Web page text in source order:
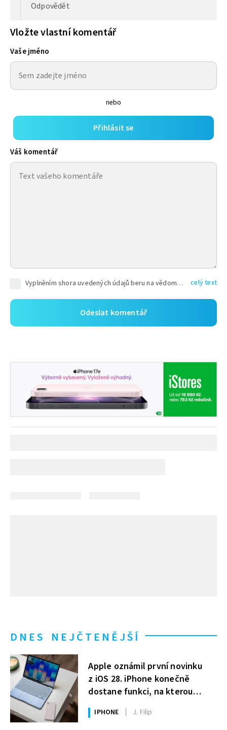
Odpovědět
Vložte vlastní komentář
Vaše jméno
nebo
Přihlásit se
Váš komentář
Vyplněním shora uvedených údajů beru na vědomí, že společnost TEXT FACTORY s.r.o., sídlem Brno, Durďákova 336/29, Černá Pole, PSČ: 613 00, IČ: 06157831, zapsané u Krajského soudu v Brně, oddíl C, vložka 100399, bude zpracovávat mé osobní údaje uvedené v rámci mnou vyplněného registračního formuláře na základě oprávněných zájmů TEXT FACTORY s.r.o. dle čl. 6 odst. 1 písm. f) GDPR a pro splnění právních povinností (čl. 6 odst. 1 písm. c) GDPR), a to pro tyto účely: nezbytnost zajistit oprávnění návštěvníka webových stránek provozovaných společností TEXT FACTORY s.r.o. přispívat aktivně ke zveřejněným článkům nebo v rámci diskusních fór a výkon práv TEXT FACTORY s.r.o. jako administrátora těchto diskusních fór. Více informací o zpracování osobních údajů a právech lze nalézt v celý text
DNES NEJČTENĚJŠÍ
Apple oznámil první novinku
z iOS 28. iPhone konečně
dostane funkci, na kterou
uživatelé Windows čekají roky
IPHONE J. Filip